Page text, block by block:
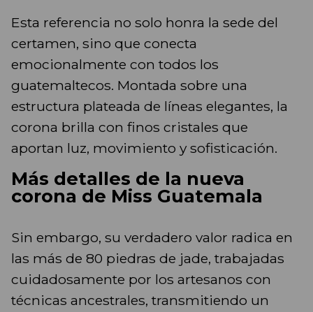
Esta referencia no solo honra la sede del
certamen, sino que conecta
emocionalmente con todos los
guatemaltecos. Montada sobre una
estructura plateada de líneas elegantes, la
corona brilla con finos cristales que
aportan luz, movimiento y sofisticación.
Más detalles de la nueva
corona de Miss Guatemala
Sin embargo, su verdadero valor radica en
las más de 80 piedras de jade, trabajadas
cuidadosamente por los artesanos con
técnicas ancestrales, transmitiendo un